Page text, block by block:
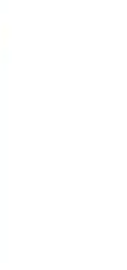
ve Dn 1298'in
özelliklerini,
karşılaştırıyoruz.
keşfedin.
Güçlü Motor
Pratiklik
çoklu hız
performans